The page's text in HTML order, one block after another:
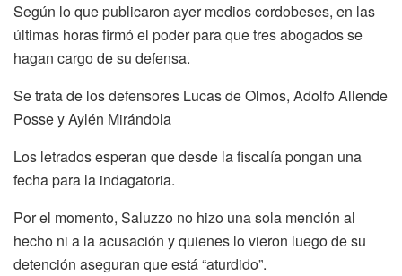
Según lo que publicaron ayer medios cordobeses, en las
últimas horas firmó el poder para que tres abogados se
hagan cargo de su defensa.
Se trata de los defensores Lucas de Olmos, Adolfo Allende
Posse y Aylén Mirándola
Los letrados esperan que desde la fiscalía pongan una
fecha para la indagatoria.
Por el momento, Saluzzo no hizo una sola mención al
hecho ni a la acusación y quienes lo vieron luego de su
detención aseguran que está “aturdido”.